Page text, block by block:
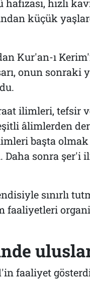
hızlı
küçük
Kur'an-ı
onun sonraki
ilimleri,
âlimlerden
başta
Daha sonra şer'i
sınırlı
faaliyetleri
faaliyet